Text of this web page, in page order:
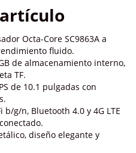
Octa-Core SC9863A a
fluido.
de almacenamiento interno,
TF.
de 10.1 pulgadas con
g/n, Bluetooth 4.0 y 4G LTE
diseño elegante y